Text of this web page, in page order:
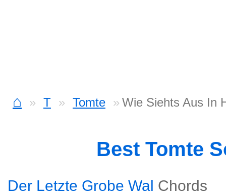
⌂ T Tomte Wie Siehts Aus In
Best Tomte
Der Letzte Grobe Wal Chords